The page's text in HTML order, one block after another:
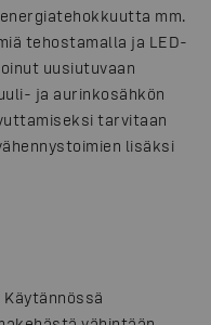
mm.
tehostamalla ja LED-
uusiutuvaan
ja aurinkosähkön
tarvitaan
lisäksi